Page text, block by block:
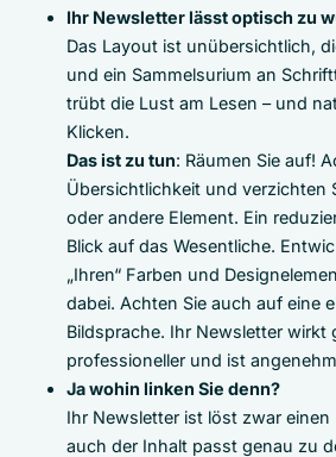
Ihr Newsletter lässt optisch zu
Das Layout ist unübersichtlich,
und ein Sammelsurium an
trübt die Lust am Lesen – und
Klicken.
Das ist zu tun: Räumen Sie auf!
Übersichtlichkeit und verzichten
oder andere Element. Ein
Blick auf das Wesentliche.
„Ihren“ Farben und
dabei. Achten Sie auch auf eine
Bildsprache. Ihr Newsletter wirkt
professioneller und ist
Ja wohin linken Sie denn?
Ihr Newsletter ist löst zwar einen
auch der Inhalt passt genau zu